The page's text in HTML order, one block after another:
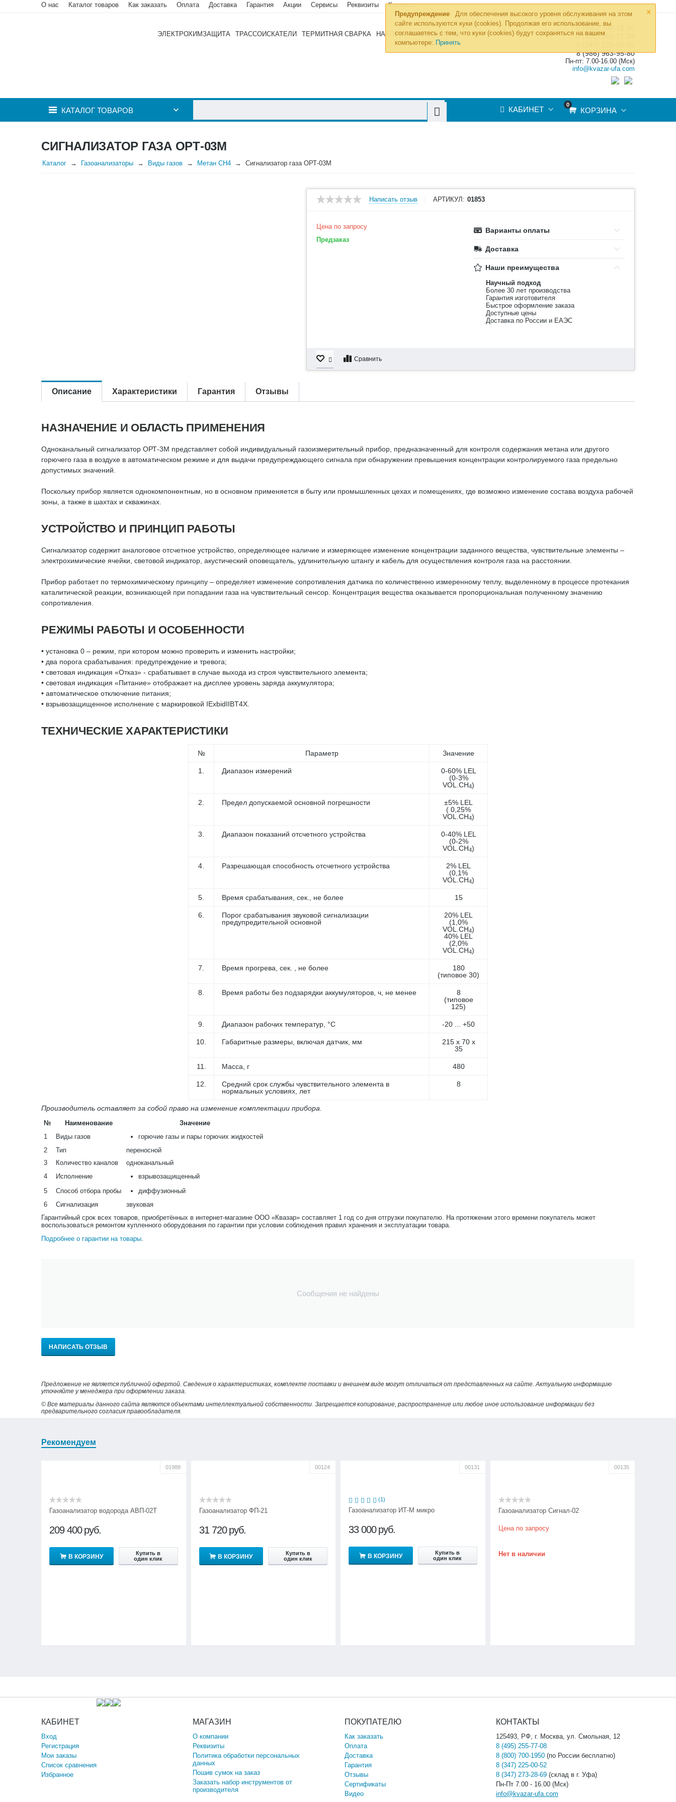
×
Предупреждение
Для обеспечения высокого уровня обслуживания на этом
сайте используются куки (cookies). Продолжая его использование, вы
соглашаетесь с тем, что куки (cookies) будут сохраняться на вашем
компьютере: Принять
О нас Каталог товаров Как заказать Оплата Доставка Гарантия Акции Сервисы Реквизиты Контакты
ЭЛЕКТРОХИМЗАЩИТА ТРАССОИСКАТЕЛИ ТЕРМИТНАЯ СВАРКА НАБОРЫ ИНСТРУМЕНТОВ »
8 (800) 700-19-50
8 (495) 255-77-08
8 (986) 963-95-80
Пн-пт: 7.00-16.00 (Мск)
info@kvazar-ufa.com
КАТАЛОГ ТОВАРОВ
0
КОРЗИНА
КАБИНЕТ
СИГНАЛИЗАТОР ГАЗА ОРТ-03М
Каталог Газоанализаторы Виды газов Метан CH4 Сигнализатор газа ОРТ-03М
Написать отзыв АРТИКУЛ: 01853
Цена по запросу
Предзаказ
Варианты оплаты
Доставка
Наши преимущества
Научный подход
Более 30 лет производства
Гарантия изготовителя
Быстрое оформление заказа
Доступные цены
Доставка по России и ЕАЭС
Сравнить
Описание Характеристики Гарантия Отзывы
НАЗНАЧЕНИЕ И ОБЛАСТЬ ПРИМЕНЕНИЯ
Одноканальный сигнализатор ОРТ-3М представляет собой индивидуальный газоизмерительный прибор, предназначенный для контроля содержания метана или другого
горючего газа в воздухе в автоматическом режиме и для выдачи предупреждающего сигнала при обнаружении превышения концентрации контролируемого газа предельно
допустимых значений.
Поскольку прибор является однокомпонентным, но в основном применяется в быту или промышленных цехах и помещениях, где возможно изменение состава воздуха рабочей
зоны, а также в шахтах и скважинах.
УСТРОЙСТВО И ПРИНЦИП РАБОТЫ
Сигнализатор содержит аналоговое отсчетное устройство, определяющее наличие и измеряющее изменение концентрации заданного вещества, чувствительные элементы –
электрохимические ячейки, световой индикатор, акустический оповещатель, удлинительную штангу и кабель для осуществления контроля газа на расстоянии.
Прибор работает по термохимическому принципу – определяет изменение сопротивления датчика по количественно измеренному теплу, выделенному в процессе протекания
каталитической реакции, возникающей при попадании газа на чувствительный сенсор. Концентрация вещества оказывается пропорциональная полученному значению
сопротивления.
РЕЖИМЫ РАБОТЫ И ОСОБЕННОСТИ
• установка 0 – режим, при котором можно проверить и изменить настройки;
• два порога срабатывания: предупреждение и тревога;
• световая индикация «Отказ» - срабатывает в случае выхода из строя чувствительного элемента;
• световая индикация «Питание» отображает на дисплее уровень заряда аккумулятора;
• автоматическое отключение питания;
• взрывозащищенное исполнение с маркировкой IExbidIIBТ4X.
ТЕХНИЧЕСКИЕ ХАРАКТЕРИСТИКИ
№ Параметр Значение
1. Диапазон измерений
0-60% LEL
(0-3%
VOL.CH4)
2. Предел допускаемой основной погрешности
±5% LEL
( 0,25%
VOL.CH4)
3. Диапазон показаний отсчетного устройства
0-40% LEL
(0-2%
VOL.CH4)
4. Разрешающая способность отсчетного устройства
2% LEL
(0,1%
VOL.CH4)
5. Время срабатывания, сек., не более 15
6.
Порог срабатывания звуковой сигнализации
предупредительной основной
20% LEL
(1,0%
VOL.CH4)
40% LEL
(2,0%
VOL.CH4)
7. Время прогрева, сек. , не более
180
(типовое 30)
8. Время работы без подзарядки аккумуляторов, ч, не менее
8
(типовое
125)
9. Диапазон рабочих температур, °С -20 ... +50
10. Габаритные размеры, включая датчик, мм
215 х 70 х
35
11. Масса, г 480
12.
Средний срок службы чувствительного элемента в
нормальных условиях, лет
8
Производитель оставляет за собой право на изменение комплектации прибора.
№ Наименование
Значение
1
Виды газов
горючие газы и пары горючих жидкостей
2
Тип
переносной
3
Количество каналов
одноканальный
4
Исполнение
взрывозащищенный
5
Способ отбора пробы
диффузионный
6
Сигнализация
звуковая
Гарантийный срок всех товаров, приобретённых в интернет-магазине ООО «Квазар» составляет 1 год со дня отгрузки покупателю. На протяжении этого времени покупатель может
воспользоваться ремонтом купленного оборудования по гарантии при условии соблюдения правил хранения и эксплуатации товара.
Подробнее о гарантии на товары
Сообщения не найдены
НАПИСАТЬ ОТЗЫВ
Предложение не является публичной офертой. Сведения о характеристиках, комплекте поставки и внешнем виде могут отличаться от представленных на сайте. Актуальную информацию
уточняйте у менеджера при оформлении заказа.
© Все материалы данного сайта являются объектами интеллектуальной собственности. Запрещается копирование, распространение или любое иное использование информации без
предварительного согласия правообладателя.
Рекомендуем
01988
Газоанализатор водорода АВП-02Т
209 400 руб.
В КОРЗИНУ
Купить в
один клик
00124
Газоанализатор ФП-21
31 720 руб.
В КОРЗИНУ
Купить в
один клик
00131
(1)
Газоанализатор ИТ-М микро
33 000 руб.
В КОРЗИНУ
Купить в
один клик
00135
Газоанализатор Сигнал-02
Цена по запросу
Нет в наличии
КАБИНЕТ
Вход
Регистрация
Мои заказы
Список сравнения
Избранное
МАГАЗИН
О компании
Реквизиты
Политика обработки персональных
данных
Пошив сумок на заказ
Заказать набор инструментов от
производителя
ПОКУПАТЕЛЮ
Как заказать
Оплата
Доставка
Гарантия
Отзывы
Сертификаты
Видео
КОНТАКТЫ
125493, РФ, г. Москва, ул. Смольная, 12
8 (495) 255-77-08
8 (800) 700-1950(по России бесплатно)
8 (347) 225-00-52
8 (347) 273-28-69(склад в г. Уфа)
Пн-Пт 7.00 - 16.00 (Мск)
info@kvazar-ufa.com